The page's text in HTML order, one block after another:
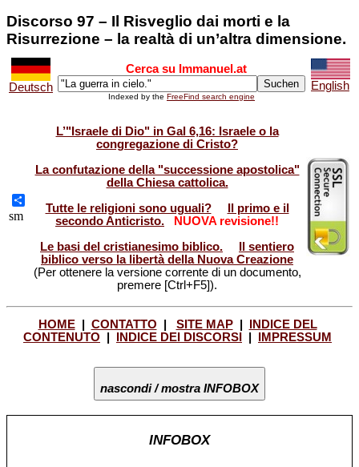
Discorso 97 – Il Risveglio dai morti e la
Risurrezione – la realtà di un’altra dimensione.
Deutsch
Cerca su Immanuel.at
Indexed by the FreeFind search engine
English
Share
sm
L’"Israele di Dio" in Gal 6,16: Israele o la
congregazione di Cristo?
La confutazione della "successione apostolica"
della Chiesa cattolica.
Tutte le religioni sono uguali?
Il primo e il
secondo Anticristo.
NUOVA revisione!!
Le basi del cristianesimo biblico.
Il sentiero
biblico verso la libertà della Nuova Creazione
(Per ottenere la versione corrente di un documento,
premere [Ctrl+F5]).
HOME| CONTATTO SITE MAP|
INDICE DEL
CONTENUTO
INDICE DEI DISCORSI IMPRESSUM
nascondi / mostra INFOBOX
INFOBOX